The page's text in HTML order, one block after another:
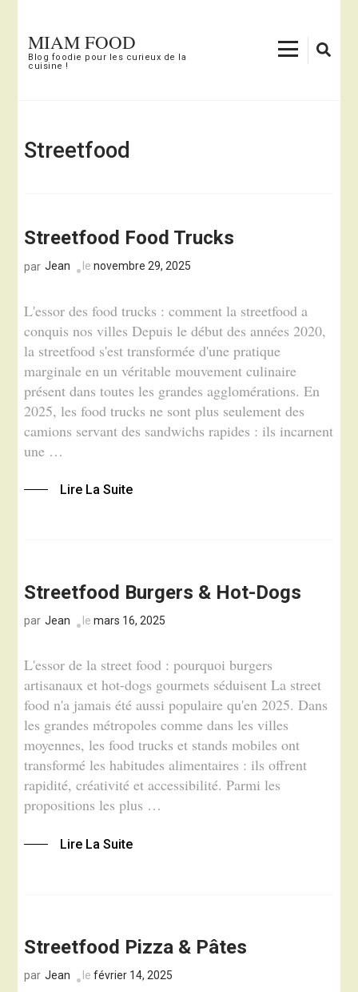
contenu
(Pressez
MIAM FOOD
Blog foodie pour les curieux de la
cuisine !
Streetfood
Streetfood Food Trucks
par Jean lenovembre 29, 2025
L'essor des food trucks : comment la streetfood a
conquis nos villes Depuis le début des années 2020,
la streetfood s'est transformée d'une pratique
marginale en un véritable mouvement culinaire
présent dans toutes les grandes agglomérations. En
2025, les food trucks ne sont plus seulement des
camions servant des sandwichs rapides : ils incarnent
une …
Lire La Suite
Streetfood Burgers & Hot-Dogs
par Jean lemars 16, 2025
L'essor de la street food : pourquoi burgers
artisanaux et hot-dogs gourmets séduisent La street
food n'a jamais été aussi populaire qu'en 2025. Dans
les grandes métropoles comme dans les villes
moyennes, les food trucks et stands mobiles ont
transformé les habitudes alimentaires : ils offrent
rapidité, créativité et accessibilité. Parmi les
propositions les plus …
Lire La Suite
Streetfood Pizza & Pâtes
par Jean lefévrier 14, 2025